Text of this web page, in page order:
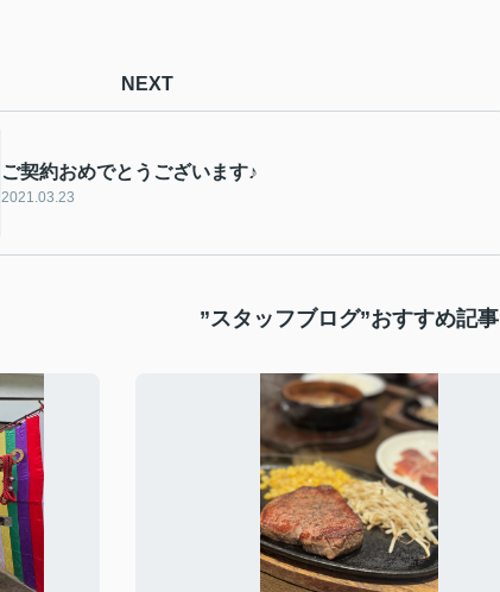
NEXT
ご契約おめでとうございます♪
2021.03.23
”スタッフブログ”おすすめ記事